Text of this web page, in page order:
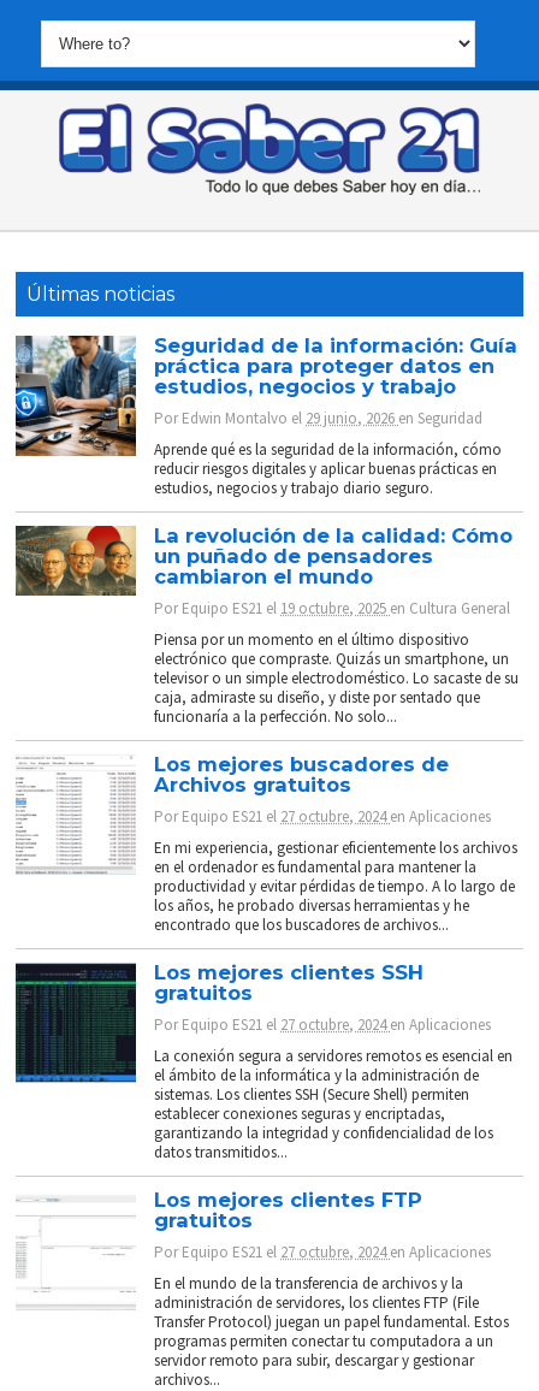
Últimas noticias
Seguridad de la información: Guía
práctica para proteger datos en
estudios, negocios y trabajo
PorEdwin Montalvo el 29 junio, 2026 enSeguridad
Aprende qué es la seguridad de la información, cómo
reducir riesgos digitales y aplicar buenas prácticas en
estudios, negocios y trabajo diario seguro.
La revolución de la calidad: Cómo
un puñado de pensadores
cambiaron el mundo
PorEquipo ES21 el 19 octubre, 2025 en Cultura General
Piensa por un momento en el último dispositivo
electrónico que compraste. Quizás un smartphone, un
televisor o un simple electrodoméstico. Lo sacaste de su
caja, admiraste su diseño, y diste por sentado que
funcionaría a la perfección. No solo...
Los mejores buscadores de
Archivos gratuitos
PorEquipo ES21 el 27 octubre, 2024enAplicaciones
En mi experiencia, gestionar eficientemente los archivos
en el ordenador es fundamental para mantener la
productividad y evitar pérdidas de tiempo. A lo largo de
los años, he probado diversas herramientas y he
encontrado que los buscadores de archivos...
Los mejores clientes SSH
gratuitos
PorEquipo ES21 el 27 octubre, 2024enAplicaciones
La conexión segura a servidores remotos es esencial en
el ámbito de la informática y la administración de
sistemas. Los clientes SSH (Secure Shell) permiten
establecer conexiones seguras y encriptadas,
garantizando la integridad y confidencialidad de los
datos transmitidos...
Los mejores clientes FTP
gratuitos
PorEquipo ES21 el 27 octubre, 2024enAplicaciones
En el mundo de la transferencia de archivos y la
administración de servidores, los clientes FTP (File
Transfer Protocol) juegan un papel fundamental. Estos
programas permiten conectar tu computadora a un
servidor remoto para subir, descargar y gestionar
archivos...